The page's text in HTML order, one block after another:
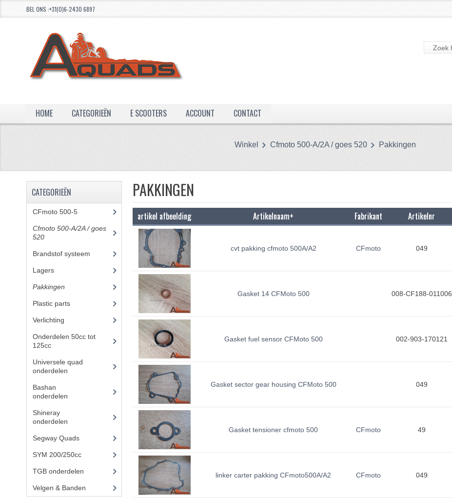
BEL ONS :+31(0)6-2430 6897
HOME CATEGORIEËN E SCOOTERS ACCOUNT CONTACT
Winkel Cfmoto 500-A/2A / goes 520 Pakkingen
PAKKINGEN
artikel afbeelding Artikelnaam+ Fabrikant Artikelnr
cvt pakking cfmoto 500A/A2 CFmoto 049
Gasket 14 CFMoto 500 008-CF188-011006
Gasket fuel sensor CFMoto 500 002-903-170121
Gasket sector gear housing CFMoto 500 049
Gasket tensioner cfmoto 500 CFmoto 49
linker carter pakking CFmoto500A/A2 CFmoto 049
CATEGORIEËN
CFmoto 500-5(5)
Cfmoto 500-A/2A / goes
520(347)
Brandstof systeem
Lagers(12)
Pakkingen
Plastic parts(22)
Verlichting
Onderdelen 50cc tot
125cc(49)
Universele quad
onderdelen
Bashan
onderdelen
Shineray
onderdelen
Segway Quads(6)
SYM 200/250cc(15)
TGB onderdelen
Velgen & Banden